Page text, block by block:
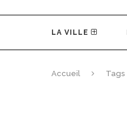
LA VILLE
Accueil Tags